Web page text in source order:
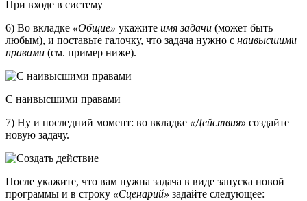
При входе в систему
6) Во вкладке «Общие» укажите имя задачи (может быть
любым), и поставьте галочку, что задача нужно с наивысшими
правами (см. пример ниже).
С наивысшими правами
7) Ну и последний момент: во вкладке «Действия» создайте
новую задачу.
После укажите, что вам нужна задача в виде запуска новой
программы и в строку «Сценарий» задайте следующее: